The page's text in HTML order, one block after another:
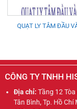
QUẠT LY TÂM ĐẦU
CÔNG TY TNHH
Địa chỉ: Tầng 12
Tân Bình, Tp. Hồ Chí